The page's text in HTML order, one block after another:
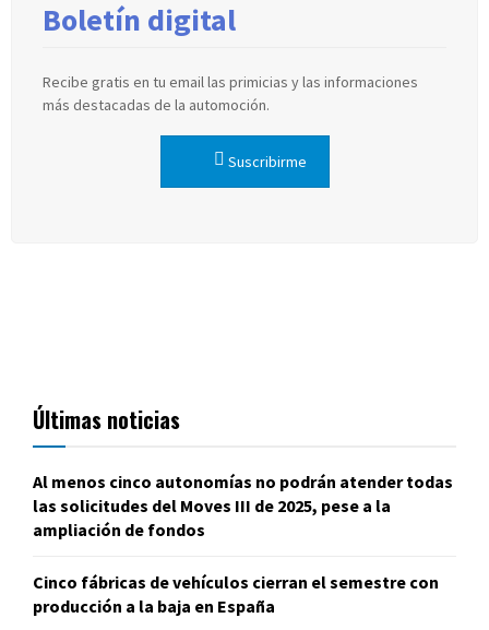
Boletín digital
Recibe gratis en tu email las primicias y las informaciones
más destacadas de la automoción.
Suscribirme
Últimas noticias
Al menos cinco autonomías no podrán atender todas
las solicitudes del Moves III de 2025, pese a la
ampliación de fondos
Cinco fábricas de vehículos cierran el semestre con
producción a la baja en España